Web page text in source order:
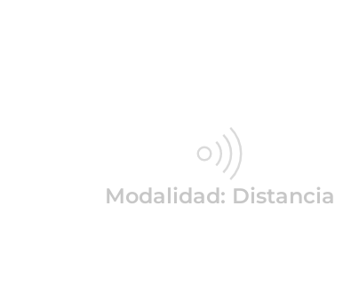
Modalidad: Distancia